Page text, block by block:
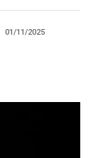
01/11/2025